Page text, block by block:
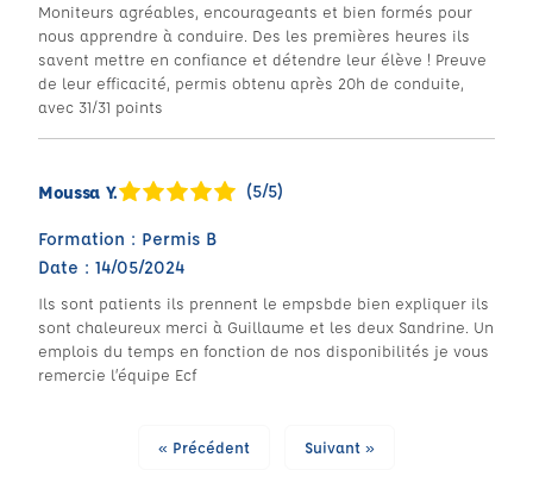
Moniteurs agréables, encourageants et bien formés pour
nous apprendre à conduire. Des les premières heures ils
savent mettre en confiance et détendre leur élève ! Preuve
de leur efficacité, permis obtenu après 20h de conduite,
avec 31/31 points
Moussa Y. (5/5)
Formation : Permis B
Date : 14/05/2024
Ils sont patients ils prennent le empsbde bien expliquer ils
sont chaleureux merci à Guillaume et les deux Sandrine. Un
emplois du temps en fonction de nos disponibilités je vous
remercie l’équipe Ecf
« Précédent Suivant »